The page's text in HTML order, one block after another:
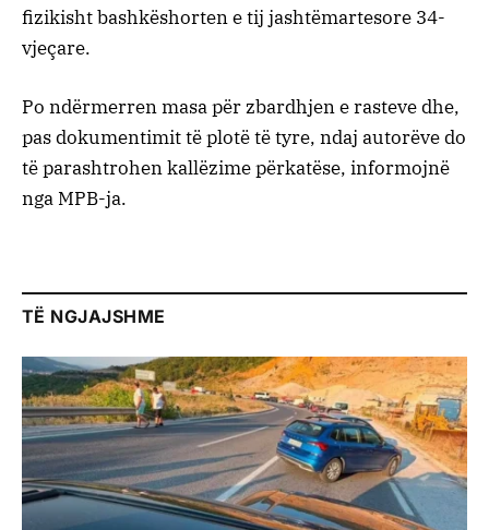
fizikisht bashkëshorten e tij jashtëmartesore 34-
vjeçare.
Po ndërmerren masa për zbardhjen e rasteve dhe,
pas dokumentimit të plotë të tyre, ndaj autorëve do
të parashtrohen kallëzime përkatëse, informojnë
nga MPB-ja.
TË NGJAJSHME